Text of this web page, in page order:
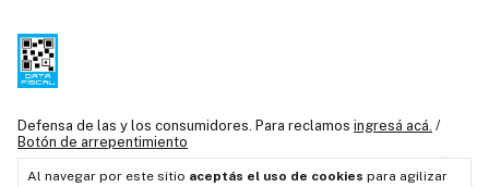
Al navegar por este sitio aceptás el uso de cookies para agilizar
Defensa de las y los consumidores. Para reclamos ingresá acá. /
Botón de arrepentimiento